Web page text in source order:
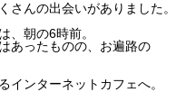
さんの出会いがありました。
、朝の6時前。
あったものの、お遍路の
インターネットカフェへ。